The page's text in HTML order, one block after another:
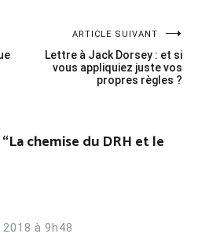
ARTICLE SUIVANT
Lettre à Jack Dorsey : et si
vous appliquiez juste vos
propres règles ?
La chemise du DRH et le
à 9h48